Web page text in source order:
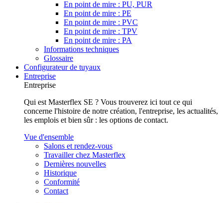
En point de mire : PU, PUR
En point de mire : PE
En point de mire : PVC
En point de mire : TPV
En point de mire : PA
Informations techniques
Glossaire
Configurateur de tuyaux
Entreprise
Entreprise
Qui est Masterflex SE ? Vous trouverez ici tout ce qui
concerne l'histoire de notre création, l'entreprise, les actualités,
les emplois et bien sûr : les options de contact.
Vue d'ensemble
Salons et rendez-vous
Travailler chez Masterflex
Dernières nouvelles
Historique
Conformité
Contact